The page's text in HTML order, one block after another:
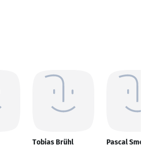
Tobias Brühl Pascal Smeets